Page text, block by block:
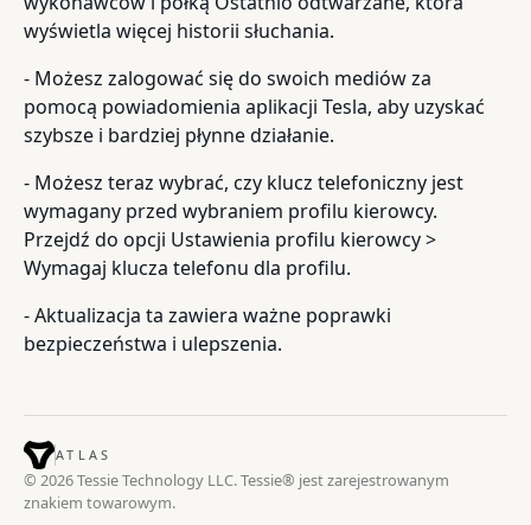
wyświetla więcej historii słuchania.
- Możesz zalogować się do swoich mediów za
pomocą powiadomienia aplikacji Tesla, aby uzyskać
szybsze i bardziej płynne działanie.
- Możesz teraz wybrać, czy klucz telefoniczny jest
wymagany przed wybraniem profilu kierowcy.
Przejdź do opcji Ustawienia profilu kierowcy >
Wymagaj klucza telefonu dla profilu.
- Aktualizacja ta zawiera ważne poprawki
bezpieczeństwa i ulepszenia.
ATLAS
© 2026 Tessie Technology LLC. Tessie® jest zarejestrowanym
znakiem towarowym.